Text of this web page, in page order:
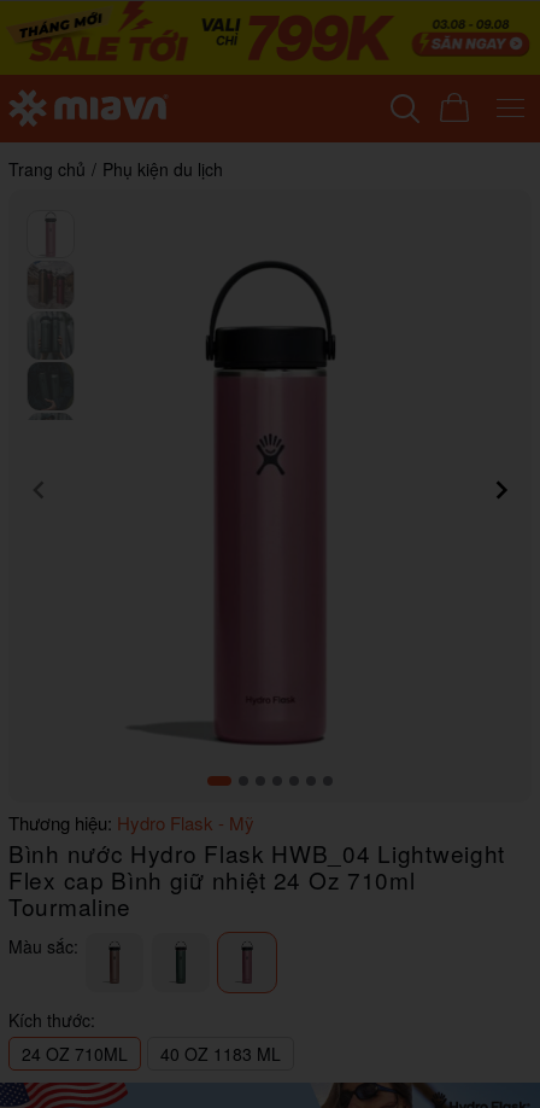
Trang chủ / Phụ kiện du lịch
Item
1
of
7
Thương hiệu: Hydro Flask - Mỹ
Bình nước Hydro Flask HWB_04 Lightweight
Flex cap Bình giữ nhiệt 24 Oz 710ml
Tourmaline
Màu sắc:
Kích thước:
24 OZ 710ML
40 OZ 1183 ML